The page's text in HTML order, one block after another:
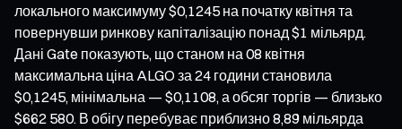
локального максимуму $0,1245 на початку квітня та
повернувши ринкову капіталізацію понад $1 мільярд.
Дані Gate показують, що станом на 08 квітня
максимальна ціна ALGO за 24 години становила
$0,1245, мінімальна — $0,1108, а обсяг торгів — близько
$662 580. В обігу перебуває приблизно 8,89 мільярда